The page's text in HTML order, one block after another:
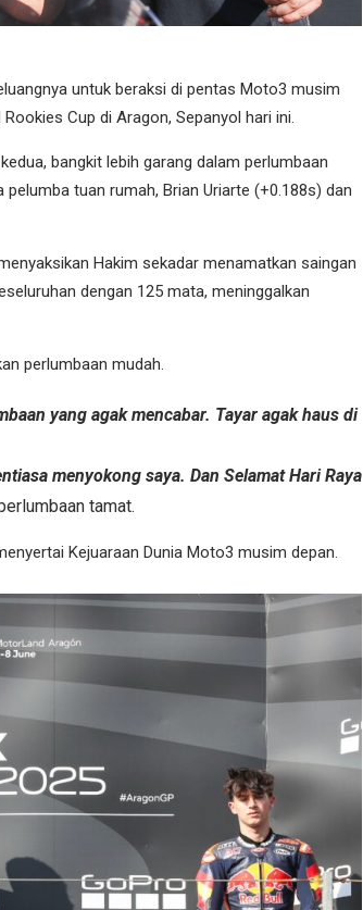
untuk beraksi di pentas Moto3 musim
Cup di Aragon, Sepanyol hari ini.
bangkit lebih garang dalam perlumbaan
tuan rumah, Brian Uriarte (+0.188s) dan
Hakim sekadar menamatkan saingan
dengan 125 mata, meninggalkan
perlumbaan mudah.
yang agak mencabar. Tayar agak haus di
menyokong saya. Dan Selamat Hari Raya
tamat.
Kejuaraan Dunia Moto3 musim depan.